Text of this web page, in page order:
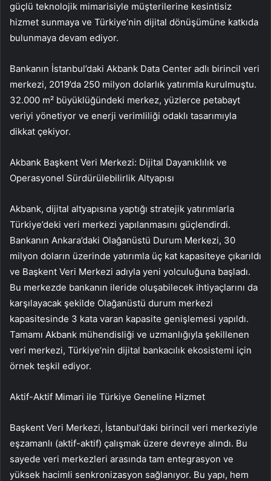
güçlü teknolojik mimarisiyle müşterilerine kesintisiz
hizmet sunmaya ve Türkiye’nin dijital dönüşümüne katkıda
bulunmaya devam ediyor.
Bankanın İstanbul’daki Akbank Data Center adlı birincil veri
merkezi, 2019’da 250 milyon dolarlık yatırımla kurulmuştu.
32.000 m² büyüklüğündeki merkez, yüzlerce petabayt
veriyi yönetiyor ve enerji verimliliği odaklı tasarımıyla
dikkat çekiyor.
Akbank Başkent Veri Merkezi: Dijital Dayanıklılık ve
Operasyonel Sürdürülebilirlik Altyapısı
Akbank, dijital altyapısına yaptığı stratejik yatırımlarla
Türkiye’deki veri merkezi yapılanmasını güçlendirdi.
Bankanın Ankara’daki Olağanüstü Durum Merkezi, 30
milyon doların üzerinde yatırımla üç kat kapasiteye çıkarıldı
ve Başkent Veri Merkezi adıyla yeni yolculuğuna başladı.
Bu merkezde bankanın ileride oluşabilecek ihtiyaçlarını da
karşılayacak şekilde Olağanüstü durum merkezi
kapasitesinde 3 kata varan kapasite genişlemesi yapıldı.
Tamamı Akbank mühendisliği ve uzmanlığıyla şekillenen
veri merkezi, Türkiye’nin dijital bankacılık ekosistemi için
örnek teşkil ediyor.
Aktif-Aktif Mimari ile Türkiye Geneline Hizmet
Başkent Veri Merkezi, İstanbul’daki birincil veri merkeziyle
eşzamanlı (aktif-aktif) çalışmak üzere devreye alındı. Bu
sayede veri merkezleri arasında tam entegrasyon ve
yüksek hacimli senkronizasyon sağlanıyor. Bu yapı, hem